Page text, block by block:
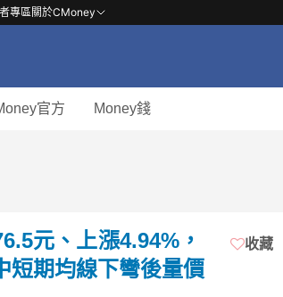
專區關於CMoney
官方 Money錢
元、上漲4.94%，
短期均線下彎後量價
收藏